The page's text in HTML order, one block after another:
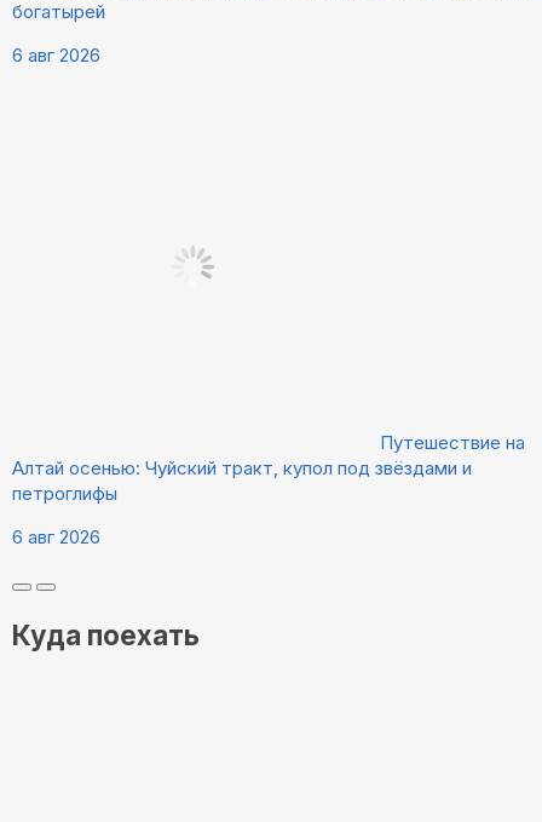
богатырей
6 авг 2026
Путешествие на
Алтай осенью: Чуйский тракт, купол под звёздами и
петроглифы
6 авг 2026
Куда поехать